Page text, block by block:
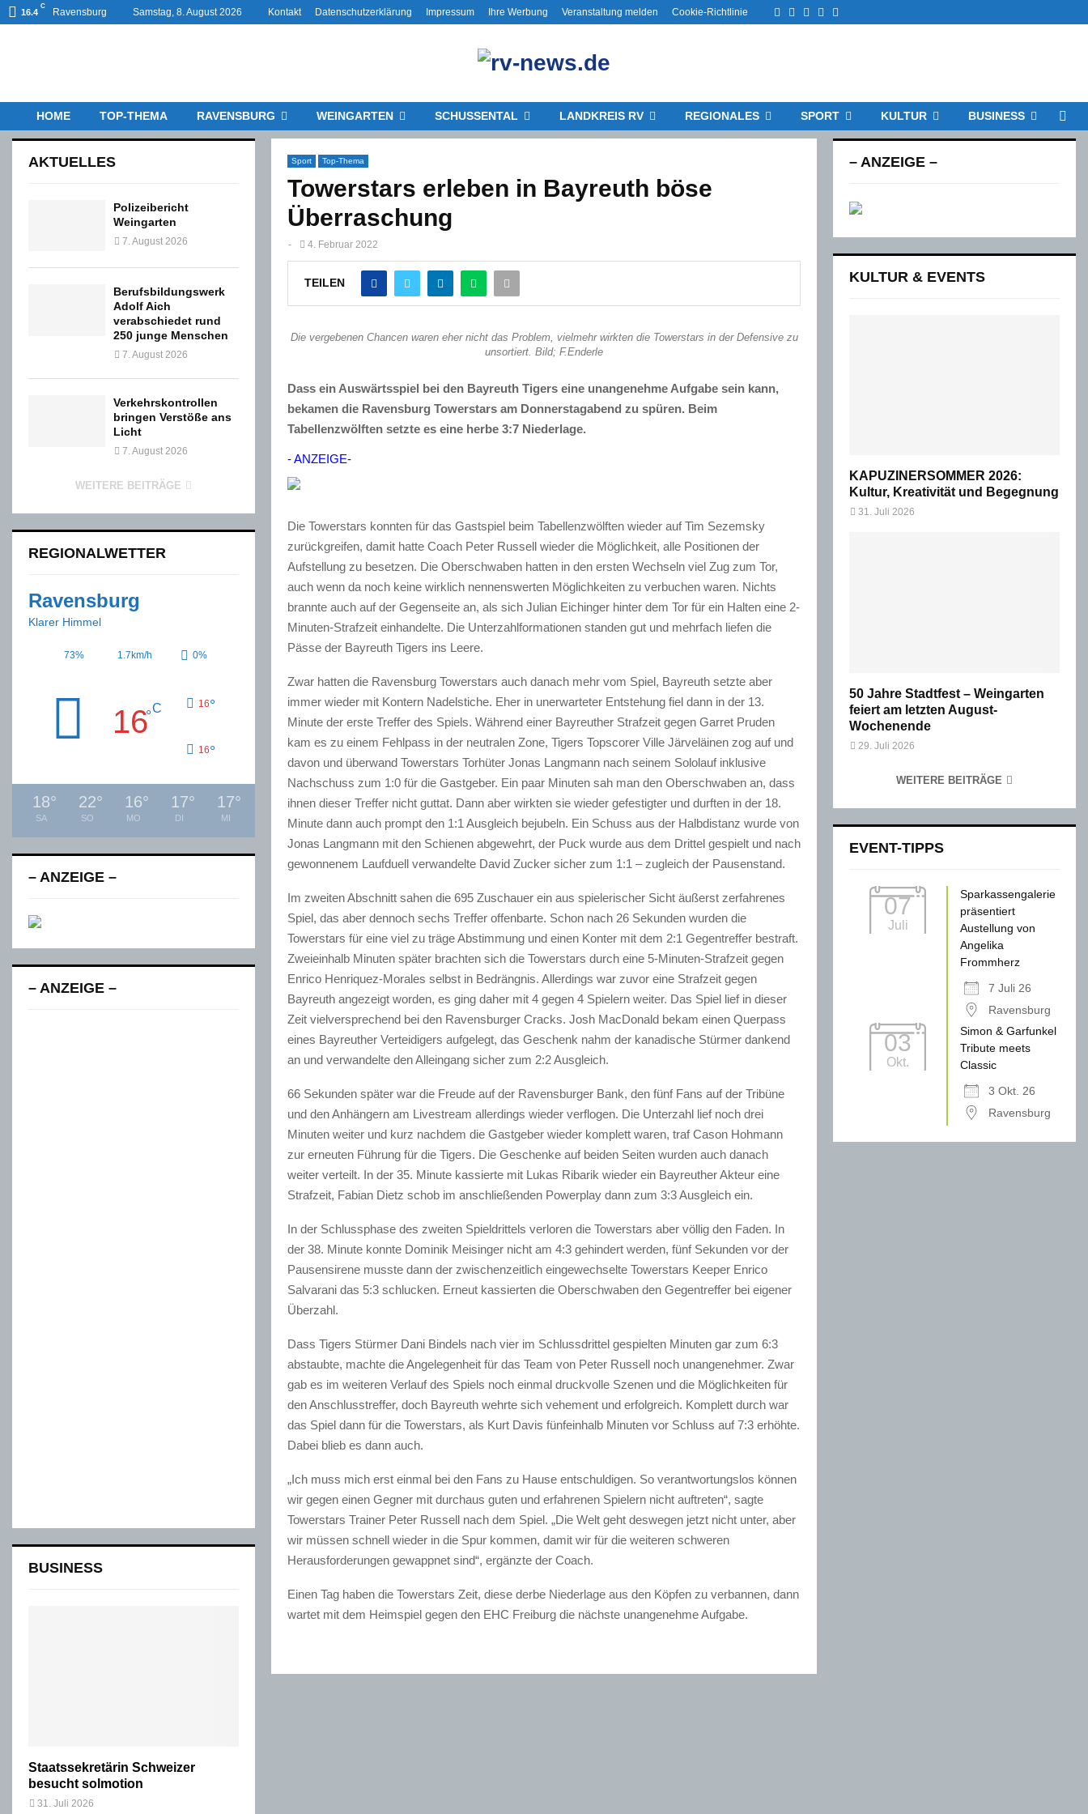
16.4
C
Ravensburg Samstag, 8. August 2026 Kontakt Datenschutzerklärung Impressum Ihre Werbung Veranstaltung melden Cookie-Richtlinie Facebook
TwitterInstagram
Email
HOME TOP-THEMA RAVENSBURG WEINGARTEN SCHUSSENTAL LANDKREIS RV REGIONALES SPORT KULTUR BUSINESS
Sport Top-Thema
Towerstars erleben in Bayreuth böse
Überraschung
- 4. Februar 2022
TEILEN
Die vergebenen Chancen waren eher nicht das Problem, vielmehr wirkten die Towerstars in der Defensive zu
unsortiert. Bild; F.Enderle
Dass ein Auswärtsspiel bei den Bayreuth Tigers eine unangenehme Aufgabe sein kann,
bekamen die Ravensburg Towerstars am Donnerstagabend zu spüren. Beim
Tabellenzwölften setzte es eine herbe 3:7 Niederlage.
- ANZEIGE-
Die Towerstars konnten für das Gastspiel beim Tabellenzwölften wieder auf Tim Sezemsky
zurückgreifen, damit hatte Coach Peter Russell wieder die Möglichkeit, alle Positionen der
Aufstellung zu besetzen. Die Oberschwaben hatten in den ersten Wechseln viel Zug zum Tor,
auch wenn da noch keine wirklich nennenswerten Möglichkeiten zu verbuchen waren. Nichts
brannte auch auf der Gegenseite an, als sich Julian Eichinger hinter dem Tor für ein Halten eine 2-
Minuten-Strafzeit einhandelte. Die Unterzahlformationen standen gut und mehrfach liefen die
Pässe der Bayreuth Tigers ins Leere.
Zwar hatten die Ravensburg Towerstars auch danach mehr vom Spiel, Bayreuth setzte aber
immer wieder mit Kontern Nadelstiche. Eher in unerwarteter Entstehung fiel dann in der 13.
Minute der erste Treffer des Spiels. Während einer Bayreuther Strafzeit gegen Garret Pruden
kam es zu einem Fehlpass in der neutralen Zone, Tigers Topscorer Ville Järveläinen zog auf und
davon und überwand Towerstars Torhüter Jonas Langmann nach seinem Sololauf inklusive
Nachschuss zum 1:0 für die Gastgeber. Ein paar Minuten sah man den Oberschwaben an, dass
ihnen dieser Treffer nicht guttat. Dann aber wirkten sie wieder gefestigter und durften in der 18.
Minute dann auch prompt den 1:1 Ausgleich bejubeln. Ein Schuss aus der Halbdistanz wurde von
Jonas Langmann mit den Schienen abgewehrt, der Puck wurde aus dem Drittel gespielt und nach
gewonnenem Laufduell verwandelte David Zucker sicher zum 1:1 – zugleich der Pausenstand.
Im zweiten Abschnitt sahen die 695 Zuschauer ein aus spielerischer Sicht äußerst zerfahrenes
Spiel, das aber dennoch sechs Treffer offenbarte. Schon nach 26 Sekunden wurden die
Towerstars für eine viel zu träge Abstimmung und einen Konter mit dem 2:1 Gegentreffer bestraft.
Zweieinhalb Minuten später brachten sich die Towerstars durch eine 5-Minuten-Strafzeit gegen
Enrico Henriquez-Morales selbst in Bedrängnis. Allerdings war zuvor eine Strafzeit gegen
Bayreuth angezeigt worden, es ging daher mit 4 gegen 4 Spielern weiter. Das Spiel lief in dieser
Zeit vielversprechend bei den Ravensburger Cracks. Josh MacDonald bekam einen Querpass
eines Bayreuther Verteidigers aufgelegt, das Geschenk nahm der kanadische Stürmer dankend
an und verwandelte den Alleingang sicher zum 2:2 Ausgleich.
66 Sekunden später war die Freude auf der Ravensburger Bank, den fünf Fans auf der Tribüne
und den Anhängern am Livestream allerdings wieder verflogen. Die Unterzahl lief noch drei
Minuten weiter und kurz nachdem die Gastgeber wieder komplett waren, traf Cason Hohmann
zur erneuten Führung für die Tigers. Die Geschenke auf beiden Seiten wurden auch danach
weiter verteilt. In der 35. Minute kassierte mit Lukas Ribarik wieder ein Bayreuther Akteur eine
Strafzeit, Fabian Dietz schob im anschließenden Powerplay dann zum 3:3 Ausgleich ein.
In der Schlussphase des zweiten Spieldrittels verloren die Towerstars aber völlig den Faden. In
der 38. Minute konnte Dominik Meisinger nicht am 4:3 gehindert werden, fünf Sekunden vor der
Pausensirene musste dann der zwischenzeitlich eingewechselte Towerstars Keeper Enrico
Salvarani das 5:3 schlucken. Erneut kassierten die Oberschwaben den Gegentreffer bei eigener
Überzahl.
Dass Tigers Stürmer Dani Bindels nach vier im Schlussdrittel gespielten Minuten gar zum 6:3
abstaubte, machte die Angelegenheit für das Team von Peter Russell noch unangenehmer. Zwar
gab es im weiteren Verlauf des Spiels noch einmal druckvolle Szenen und die Möglichkeiten für
den Anschlusstreffer, doch Bayreuth wehrte sich vehement und erfolgreich. Komplett durch war
das Spiel dann für die Towerstars, als Kurt Davis fünfeinhalb Minuten vor Schluss auf 7:3 erhöhte.
Dabei blieb es dann auch.
„Ich muss mich erst einmal bei den Fans zu Hause entschuldigen. So verantwortungslos können
wir gegen einen Gegner mit durchaus guten und erfahrenen Spielern nicht auftreten“, sagte
Towerstars Trainer Peter Russell nach dem Spiel. „Die Welt geht deswegen jetzt nicht unter, aber
wir müssen schnell wieder in die Spur kommen, damit wir für die weiteren schweren
Herausforderungen gewappnet sind“, ergänzte der Coach.
Einen Tag haben die Towerstars Zeit, diese derbe Niederlage aus den Köpfen zu verbannen, dann
wartet mit dem Heimspiel gegen den EHC Freiburg die nächste unangenehme Aufgabe.
AKTUELLES
Polizeibericht
Weingarten
7. August 2026
Berufsbildungswerk
Adolf Aich
verabschiedet rund
250 junge Menschen
7. August 2026
Verkehrskontrollen
bringen Verstöße ans
Licht
7. August 2026
WEITERE BEITRÄGE
REGIONALWETTER
Ravensburg
Klarer Himmel
73% 1.7km/h 0%
16°C 16°
16°
18°
SA
22°
SO
16°
MO
17°
DI
17°
MI
– ANZEIGE –
– ANZEIGE –
BUSINESS
Staatssekretärin Schweizer
besucht solmotion
31. Juli 2026
– ANZEIGE –
KULTUR & EVENTS
KAPUZINERSOMMER 2026:
Kultur, Kreativität und Begegnung
31. Juli 2026
50 Jahre Stadtfest – Weingarten
feiert am letzten August-
Wochenende
29. Juli 2026
WEITERE BEITRÄGE
EVENT-TIPPS
07
Juli
Sparkassengalerie
präsentiert
Austellung von
Angelika
Frommherz
7 Juli 26
Ravensburg
03
Okt.
Simon & Garfunkel
Tribute meets
Classic
3 Okt. 26
Ravensburg